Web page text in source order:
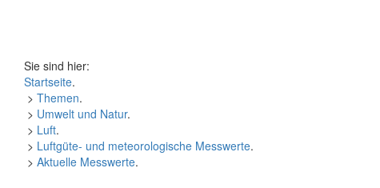
Sie sind hier:
Startseite.
> Themen.
> Umwelt und Natur.
> Luft.
> Luftgüte- und meteorologische Messwerte.
> Aktuelle Messwerte.